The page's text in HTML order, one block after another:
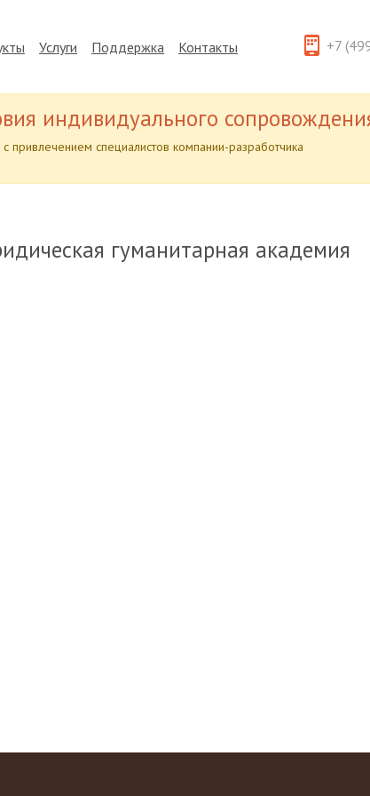
Услуги Поддержка Контакты +7
индивидуального
специалистов компании-разработчика
гуманитарная академия